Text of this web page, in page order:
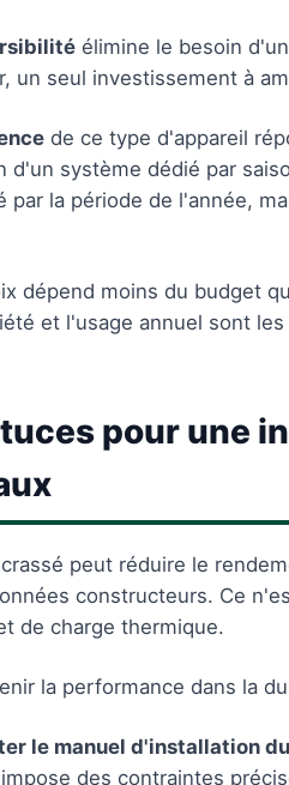
élimine le besoin
un seul investissement à
de ce type d'appareil
d'un système dédié par
par la période de l'année,
dépend moins du budget
et l'usage annuel sont
pour une
peut réduire le
constructeurs. Ce
de charge thermique.
la performance dans la
le manuel d'installation
des contraintes